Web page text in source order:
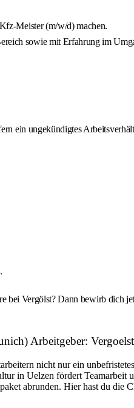
Meister (m/w/d) machen.
sowie mit Erfahrung im
ein ungekündigtes
bei Vergölst? Dann bewirb dich
Arbeitgeber: Vergoelst
nicht nur ein
in Uelzen fördert
abrunden. Hier hast du